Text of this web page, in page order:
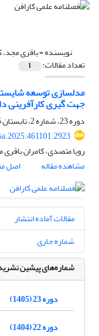
نویسنده =باقری مجد،
تعداد مقالات: 1
مدلسازی توسعه
جهت گیری کارآفرینی
دوره 23، شماره 2، تابستان 1405
رویا متصدی، کامران
مشاهده مقاله
اصل
مقالات آماده انتشار
شماره جاری
شماره‌های پیشین
دوره 23 (1405)
دوره 22 (1404)